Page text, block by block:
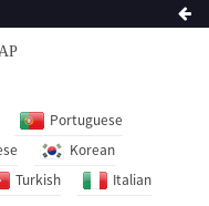
Portuguese
Korean
Turkish
Italian